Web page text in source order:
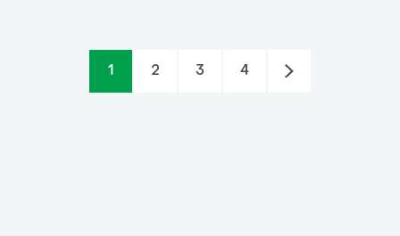
1 2 3 4